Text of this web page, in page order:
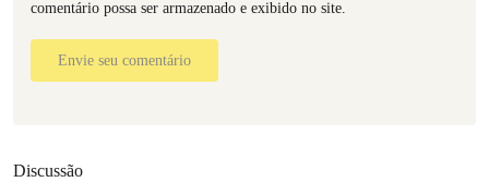
comentário possa ser armazenado e exibido no site.
Envie seu comentário
Discussão